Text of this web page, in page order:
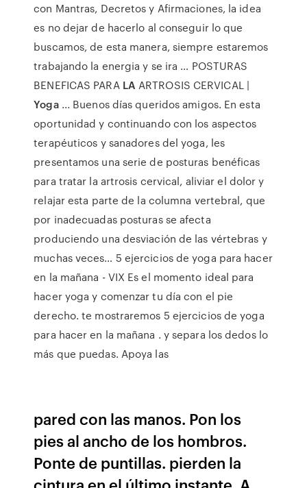
con Mantras, Decretos y Afirmaciones, la idea
es no dejar de hacerlo al conseguir lo que
buscamos, de esta manera, siempre estaremos
trabajando la energia y se ira … POSTURAS
BENEFICAS PARA LA ARTROSIS CERVICAL |
Yoga... Buenos días queridos amigos. En esta
oportunidad y continuando con los aspectos
terapéuticos y sanadores del yoga, les
presentamos una serie de posturas benéficas
para tratar la artrosis cervical, aliviar el dolor y
relajar esta parte de la columna vertebral, que
por inadecuadas posturas se afecta
produciendo una desviación de las vértebras y
muchas veces… 5 ejercicios de yoga para hacer
en la mañana - VIX Es el momento ideal para
hacer yoga y comenzar tu día con el pie
derecho. te mostraremos 5 ejercicios de yoga
para hacer en la mañana . y separa los dedos lo
más que puedas. Apoya las
pared con las manos. Pon los
pies al ancho de los hombros.
Ponte de puntillas. pierden la